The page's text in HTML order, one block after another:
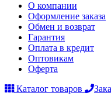
О компании
Оформление заказа
Обмен и возврат
Гарантия
Оплата в кредит
Оптовикам
Оферта
Каталог товаров